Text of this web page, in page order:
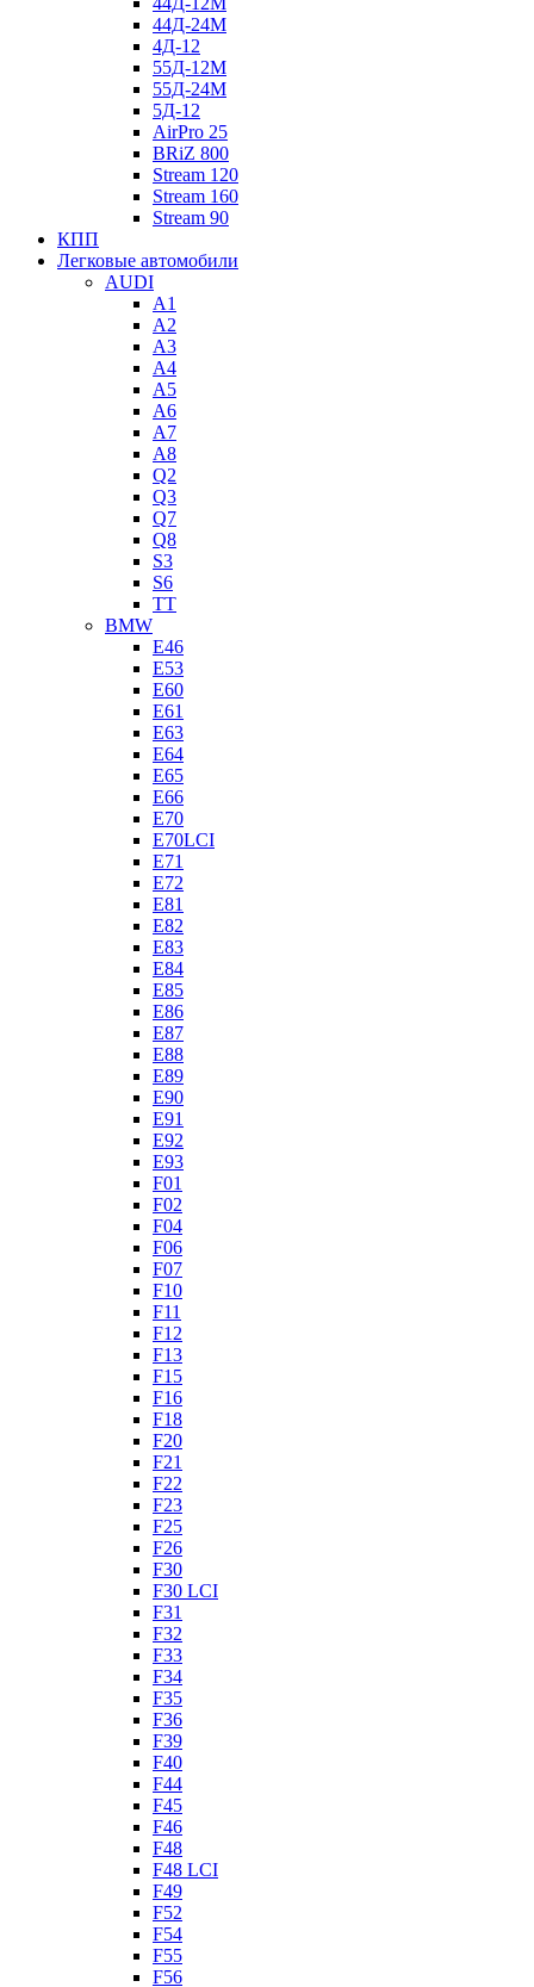
44Д-24М
4Д-12
55Д-12М
55Д-24М
5Д-12
AirPro 25
BRiZ 800
Stream 120
Stream 160
Stream 90
КПП
Легковые автомобили
AUDI
A1
A2
A3
A4
A5
A6
A7
A8
Q2
Q3
Q7
Q8
S3
S6
TT
BMW
E46
E53
E60
E61
E63
E64
E65
E66
E70
E70LCI
E71
E72
E81
E82
E83
E84
E85
E86
E87
E88
E89
E90
E91
E92
E93
F01
F02
F04
F06
F07
F10
F11
F12
F13
F15
F16
F18
F20
F21
F22
F23
F25
F26
F30
F30 LCI
F31
F32
F33
F34
F35
F36
F39
F40
F44
F45
F46
F48
F48 LCI
F49
F52
F54
F55
F56